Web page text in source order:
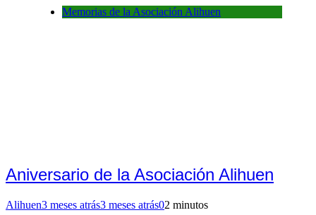
Memorias de la Asociación Alihuen
Aniversario de la Asociación Alihuen
Alihuen3 meses atrás3 meses atrás02 minutos